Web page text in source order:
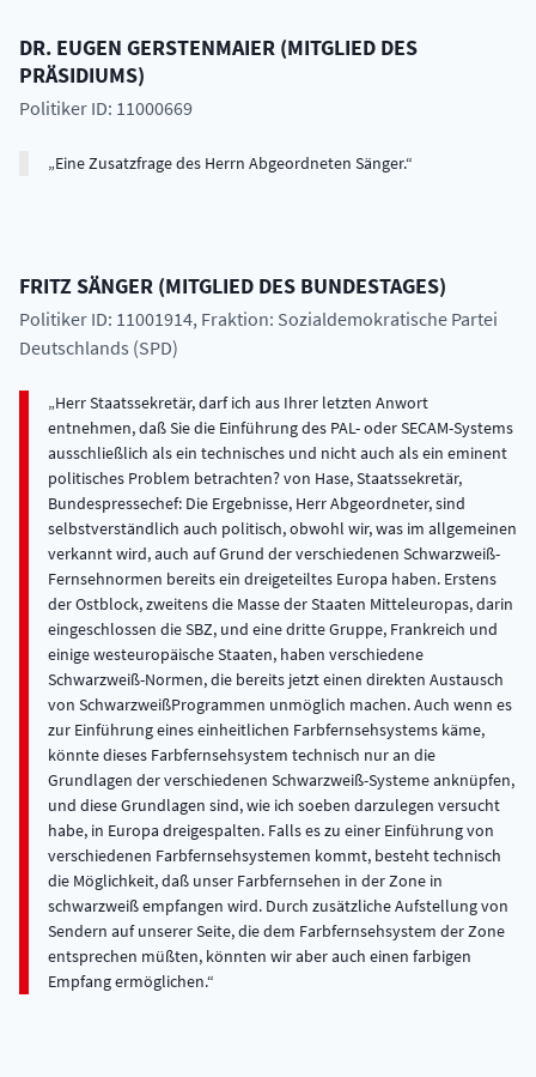
DR. EUGEN GERSTENMAIER (MITGLIED DES
PRÄSIDIUMS)
Politiker ID: 11000669
Eine Zusatzfrage des Herrn Abgeordneten Sänger.
FRITZSÄNGER (MITGLIED DES BUNDESTAGES)
Politiker ID: 11001914, Fraktion: Sozialdemokratische Partei
Deutschlands (SPD)
Herr Staatssekretär, darf ich aus Ihrer letzten Anwort
entnehmen, daß Sie die Einführung des PAL- oder SECAM-Systems
ausschließlich als ein technisches und nicht auch als ein eminent
politisches Problem betrachten? von Hase, Staatssekretär,
Bundespressechef: Die Ergebnisse, Herr Abgeordneter, sind
selbstverständlich auch politisch, obwohl wir, was im allgemeinen
verkannt wird, auch auf Grund der verschiedenen Schwarzweiß-
Fernsehnormen bereits ein dreigeteiltes Europa haben. Erstens
der Ostblock, zweitens die Masse der Staaten Mitteleuropas, darin
eingeschlossen die SBZ, und eine dritte Gruppe, Frankreich und
einige westeuropäische Staaten, haben verschiedene
Schwarzweiß-Normen, die bereits jetzt einen direkten Austausch
von SchwarzweißProgrammen unmöglich machen. Auch wenn es
zur Einführung eines einheitlichen Farbfernsehsystems käme,
könnte dieses Farbfernsehsystem technisch nur an die
Grundlagen der verschiedenen Schwarzweiß-Systeme anknüpfen,
und diese Grundlagen sind, wie ich soeben darzulegen versucht
habe, in Europa dreigespalten. Falls es zu einer Einführung von
verschiedenen Farbfernsehsystemen kommt, besteht technisch
die Möglichkeit, daß unser Farbfernsehen in der Zone in
schwarzweiß empfangen wird. Durch zusätzliche Aufstellung von
Sendern auf unserer Seite, die dem Farbfernsehsystem der Zone
entsprechen müßten, könnten wir aber auch einen farbigen
Empfang ermöglichen.